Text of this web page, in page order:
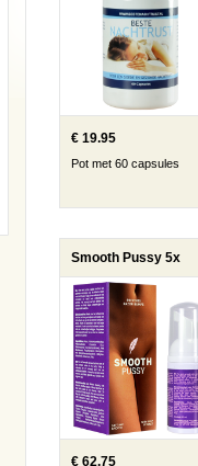
€ 19.95
Pot met 60 capsules
Smooth Pussy 5x
€ 62.75